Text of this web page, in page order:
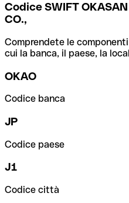
Codice SWIFT
CO.,
Comprendete le
cui la banca, il paese, la
OKAO
Codice banca
JP
Codice paese
J1
Codice città